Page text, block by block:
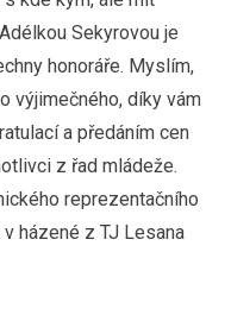
Sekyrovou je
honoráře. Myslím,
výjimečného, díky vám
a předáním cen
z řad mládeže.
reprezentačního
házené z TJ Lesana